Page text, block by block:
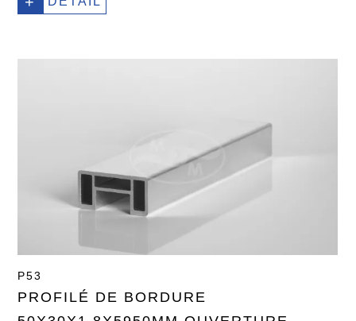
P53
PROFILÉ DE BORDURE